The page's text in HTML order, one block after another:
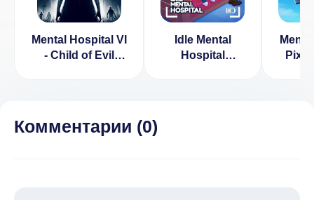
Mental Hospital VI
- Child of Evil
Idle Mental
Hospital
Комментарии (0)